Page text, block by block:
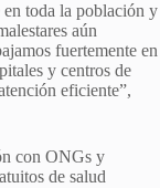
toda la población y
aún
fuertemente en
y centros de
eficiente”,
con ONGs y
de salud